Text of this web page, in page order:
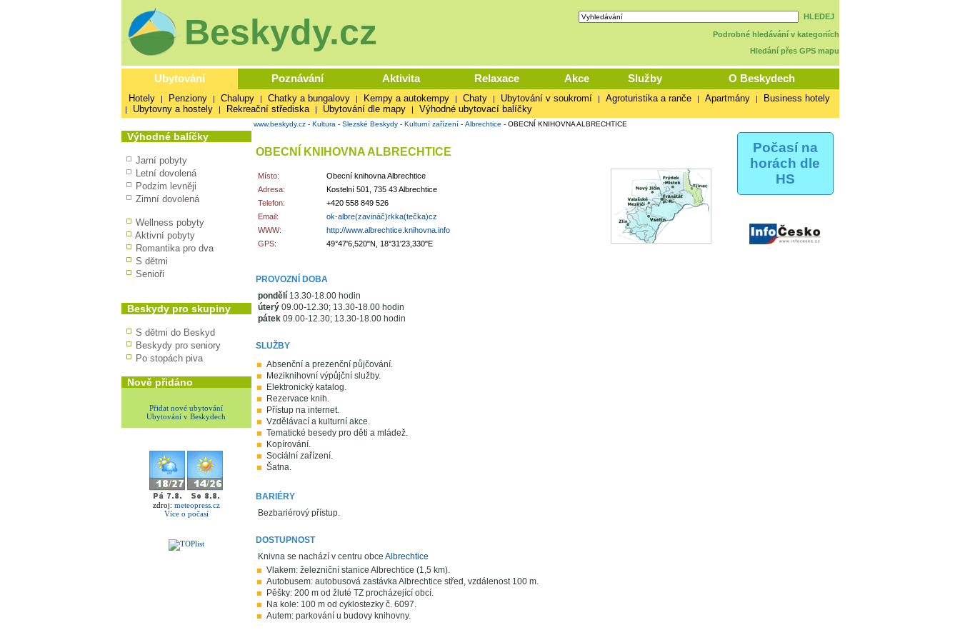
Beskydy.cz HLEDEJ
Podrobné hledávání v kategoriích
Hledání přes GPS mapu
Ubytování Poznávání Aktivita Relaxace Akce Služby O Beskydech
Hotely | Penziony | Chalupy | Chatky a bungalovy | Kempy a autokempy | Chaty | Ubytování v soukromí | Agroturistika a ranče | Apartmány | Business hotely
| Ubytovny a hostely | Rekreační střediska | Ubytování dle mapy | Výhodné ubytovací balíčky
Výhodné balíčky
Jarní pobyty
Letní dovolená
Podzim levněji
Zimní dovolená
Wellness pobyty
Aktivní pobyty
Romantika pro dva
S dětmi
Senioři
Beskydy pro skupiny
S dětmi do Beskyd
Beskydy pro seniory
Po stopách piva
Nově přidáno
Přidat nové ubytování
Ubytování v Beskydech
zdroj: meteopress.cz
Více o počasí
www.beskydy.cz- Kultura - Slezské Beskydy- Kulturní zařízení- Albrechtice - OBECNÍ KNIHOVNA ALBRECHTICE
OBECNÍ KNIHOVNA ALBRECHTICE
Místo:
Obecní knihovna Albrechtice
Adresa:
Kostelní 501, 735 43 Albrechtice
Telefon:
+420 558 849 526
Email:
ok-albre(zavináč)rkka(tečka)cz
WWW:
http://www.albrechtice.knihovna.info
GPS:
49°47'6,520"N, 18°31'23,330"E
PROVOZNÍ DOBA
pondělí13.30-18.00 hodin
úterý 09.00-12.30; 13.30-18.00 hodin
pátek09.00-12.30; 13.30-18.00 hodin
SLUŽBY
Absenční a prezenční půjčování.
Meziknihovní výpůjční služby.
Elektronický katalog.
Rezervace knih.
Přístup na internet.
Vzdělávací a kulturní akce.
Tematické besedy pro děti a mládež.
Kopírování.
Sociální zařízení.
Šatna.
BARIÉRY
Bezbariérový přístup.
DOSTUPNOST
Knivna se nachází v centru obce Albrechtice
Vlakem: železniční stanice Albrechtice (1,5 km).
Autobusem: autobusová zastávka Albrechtice střed, vzdálenost 100 m.
Pěšky: 200 m od žluté TZ procházející obcí.
Na kole: 100 m od cyklostezky č. 6097.
Autem: parkování u budovy knihovny.
Počasí na
horách dle
HS